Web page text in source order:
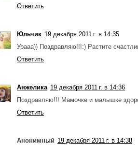
Ответить
Юльчик 19 декабря 2011 г. в 14:35
Урааа)) Поздравляю!!!:) Растите
Ответить
Анжелика 19 декабря 2011 г. в 14:36
Поздравляю!!! Мамочке и малышке
Ответить
Анонимный 19 декабря 2011 г. в 14:38